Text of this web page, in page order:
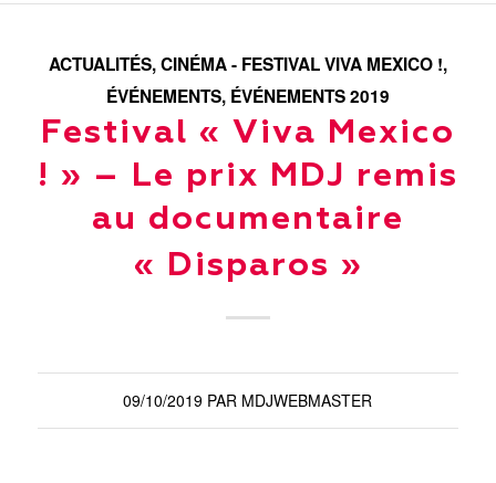
ACTUALITÉS,CINÉMA - FESTIVAL VIVA MEXICO !,
ÉVÉNEMENTS, ÉVÉNEMENTS 2019
Festival « Viva Mexico
! » – Le prix MDJ remis
au documentaire
« Disparos »
09/10/2019 PAR MDJWEBMASTER